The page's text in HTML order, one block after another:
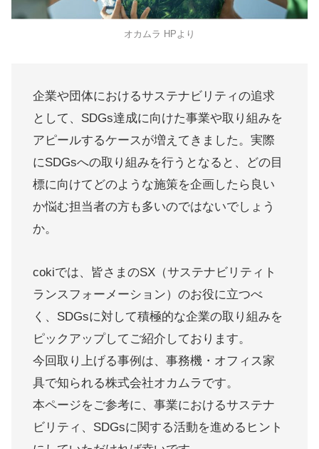
オカムラ HPより
企業や団体におけるサステナビリティの追求
として、SDGs達成に向けた事業や取り組みを
アピールするケースが増えてきました。実際
にSDGsへの取り組みを行うとなると、どの目
標に向けてどのような施策を企画したら良い
か悩む担当者の方も多いのではないでしょう
か。
cokiでは、皆さまのSX（サステナビリティト
ランスフォーメーション）のお役に立つべ
く、SDGsに対して積極的な企業の取り組みを
ピックアップしてご紹介しております。
今回取り上げる事例は、事務機・オフィス家
具で知られる株式会社オカムラです。
本ページをご参考に、事業におけるサステナ
ビリティ、SDGsに関する活動を進めるヒント